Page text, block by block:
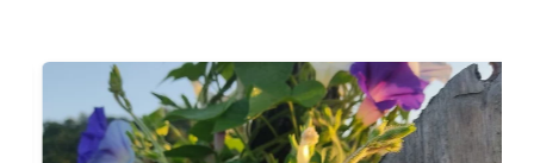
AVEZ-VOUS BESOIN DE ...
> Voir toutes les semences potagères <